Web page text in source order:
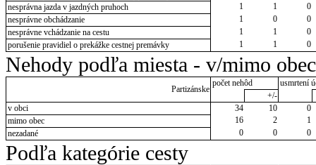
nesprávna jazda v jazdných pruhoch
1 1
0
nesprávne obchádzanie
1 0
0
nesprávne vchádzanie na cestu
1 1
0
porušenie pravidiel o prekážke cestnej premávky
1 1 0
Nehody podľa miesta - v/mimo obec
Partizánske
počet nehôd
usmrtení
+/-
v obci
34 10
0
mimo obec
16 2
1
nezadané
0 0 0
Podľa kategórie cesty